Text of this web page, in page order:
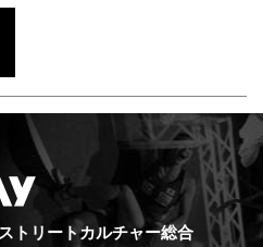
トリートカルチャー総合